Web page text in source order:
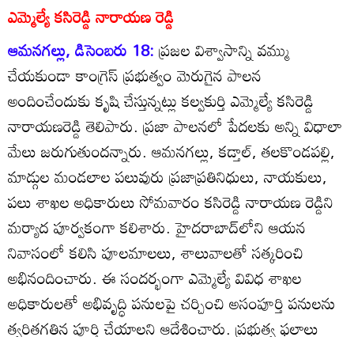
ఎమ్మెల్యే కసిరెడ్డి నారాయణ రెడ్డి
ఆమనగల్లు, డిసెంబరు 18:ప్రజల విశ్వాసాన్ని వమ్ము
చేయకుండా కాంగ్రెస్‌ ప్రభుత్వం మెరుగైన పాలన
అందించేందుకు కృషి చేస్తున్నట్లు కల్వకుర్తి ఎమ్మెల్యే కసిరెడ్డి
నారాయణరెడ్డి తెలిపారు. ప్రజా పాలనలో పేదలకు అన్ని విధాలా
మేలు జరుగుతుందన్నారు. ఆమనగల్లు, కడ్తాల్‌, తలకొండపల్లి,
మాడ్గుల మండలాల పలువురు ప్రజాప్రతినిధులు, నాయకులు,
పలు శాఖల అధికారులు సోమవారం కసిరెడ్డి నారాయణ రెడ్డిని
మర్యాద పూర్వకంగా కలిశారు. హైదరాబాద్‌లోని ఆయన
నివాసంలో కలిసి పూలమాలలు, శాలువాలతో సత్కరించి
అభినందించారు. ఈ సందర్భంగా ఎమ్మెల్యే వివిధ శాఖల
అధికారులతో అభివృద్ధి పనులపై చర్చించి అసంపూర్తి పనులను
త్వరితగతిన పూర్తి చేయాలని ఆదేశించారు. ప్రభుత్వ ఫలాలు